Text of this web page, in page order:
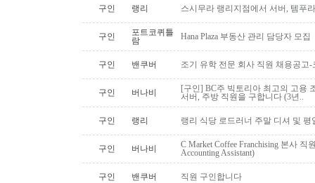
구인 랭리 스시무라 랭리지점에서 서버, 템푸
구인
포트코퀴틀
람
Hana Plaza 부동산 관리 담당자 모집
구인 밴쿠버 조기 유학 전문 회사 직원 채용공고
구인 버나비
[구인] BC주 빅토리아 최고의 고용
서버, 주방 직원을 구합니다 (3년..
구인 랭리 랭리 식당 로드러너 주말 디셔 및
구인 버나비
C Market Coffee Franchising 본사 직
Accounting Assistant)
구인 밴쿠버 직원 구인합니다